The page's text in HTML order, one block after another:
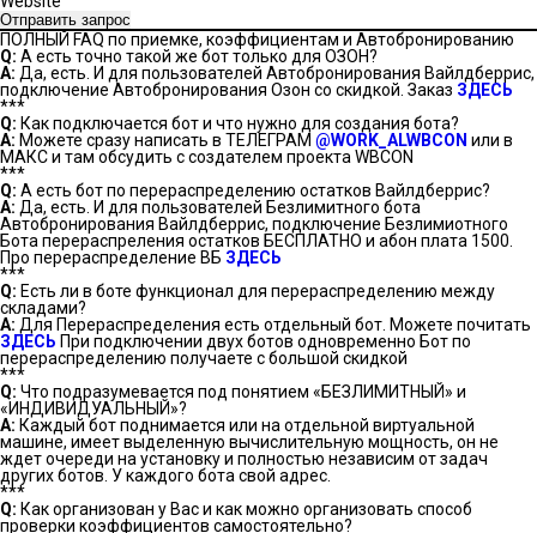
Отправить запрос
ПОЛНЫЙ FAQ по приемке, коэффициентам и Автобронированию
Q: А есть точно такой же бот только для ОЗОН?
А: Да, есть. И для пользователей Автобронирования Вайлдберрис,
подключение Автобронирования Озон со скидкой. Заказ ЗДЕСЬ
***
Q: Как подключается бот и что нужно для создания бота?
А: Можете сразу написать в ТЕЛЕГРАМ @WORK_ALWBCON или в
МАКС и там обсудить с создателем проекта WBCON
***
Q: А есть бот по перераспределению остатков Вайлдберрис?
А: Да, есть. И для пользователей Безлимитного бота
Автобронирования Вайлдберрис, подключение Безлимиотного
Бота перераспреления остатков БЕСПЛАТНО и абон плата 1500.
Про перераспределение ВБ ЗДЕСЬ
***
Q: Есть ли в боте функционал для перераспределению между
складами?
А: Для Перераспределения есть отдельный бот. Можете почитать
ЗДЕСЬ При подключении двух ботов одновременно Бот по
перераспределению получаете с большой скидкой
***
Q: Что подразумевается под понятием «БЕЗЛИМИТНЫЙ» и
«ИНДИВИДУАЛЬНЫЙ»?
А: Каждый бот поднимается или на отдельной виртуальной
машине, имеет выделенную вычислительную мощность, он не
ждет очереди на установку и полностью независим от задач
других ботов. У каждого бота свой адрес.
***
Q: Как организован у Вас и как можно организовать способ
проверки коэффициентов самостоятельно?